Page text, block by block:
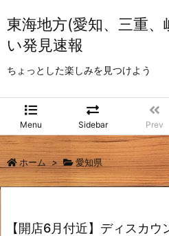
東海地方(愛知、三重
い発見速報
ちょっとした楽しみを見つけよう
Menu Sidebar Prev
ホーム > 愛知県
【開店6月付近】ディスカ